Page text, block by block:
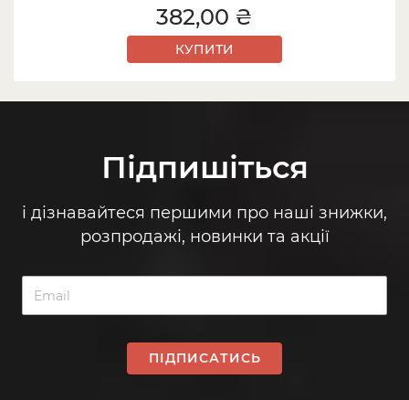
382,00 ₴
КУПИТИ
Підпишіться
і дізнавайтеся першими про наші знижки,
розпродажі, новинки та акції
ПІДПИСАТИСЬ